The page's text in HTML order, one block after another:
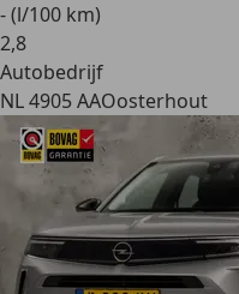
- (l/100 km)
2,8
Autobedrijf
NL 4905 AAOosterhout